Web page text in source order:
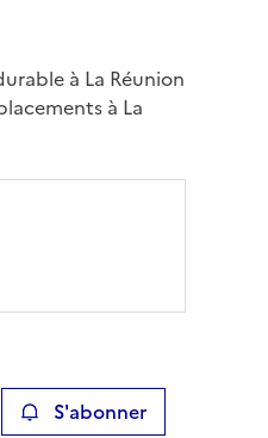
à La Réunion
à La
S'abonner